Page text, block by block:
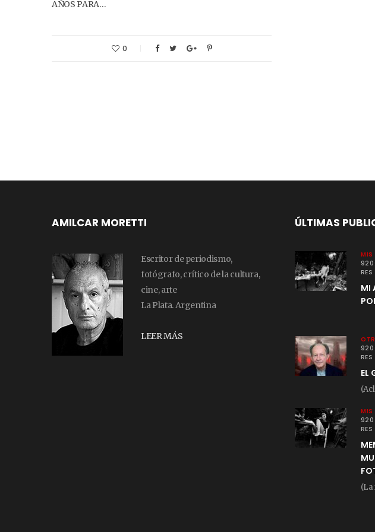
AÑOS PARA…
0
AMILCAR MORETTI
Escritor de periodismo,
fotógrafo, crítico de la cultura,
cine, arte
La Plata. Argentina
LEER MÁS
ÚLTIMAS
MIS
MI
EL
MIS